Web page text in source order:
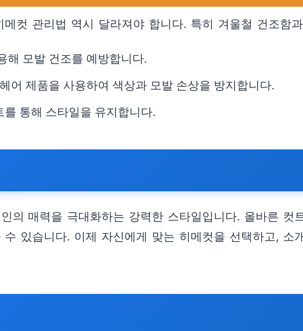
컷 관리법 역시 달라져야 합니다. 특히 겨울철 건조함
해 모발 건조를 예방합니다.
어 제품을 사용하여 색상과 모발 손상을 방지합니다.
통해 스타일을 유지합니다.
의 매력을 극대화하는 강력한 스타일입니다. 올바른 컷
있습니다. 이제 자신에게 맞는 히메컷을 선택하고, 소